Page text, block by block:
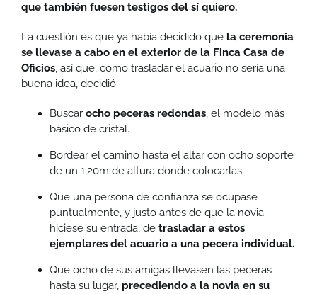
que también fuesen testigos del sí quiero.
La cuestión es que ya había decidido que la ceremonia
se llevase a cabo en el exterior de la Finca Casa de
Oficios, así que, como trasladar el acuario no sería una
buena idea, decidió:
Buscar ocho peceras redondas, el modelo más
básico de cristal.
Bordear el camino hasta el altar con ocho soporte
de un 1,20m de altura donde colocarlas.
Que una persona de confianza se ocupase
puntualmente, y justo antes de que la novia
hiciese su entrada, de trasladar a estos
ejemplares del acuario a una pecera individual.
Que ocho de sus amigas llevasen las peceras
hasta su lugar, precediendo a la novia en su